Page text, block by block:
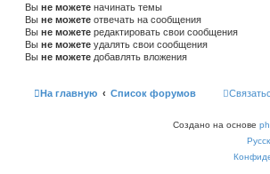
Вы не можете начинать темы
Вы не можете отвечать на сообщения
Вы не можете редактировать свои сообщения
Вы не можете удалять свои сообщения
Вы не можете добавлять вложения
На главную Список форумов
Создано на основе